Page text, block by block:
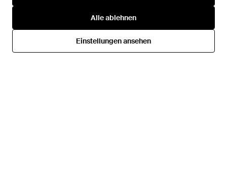
Alle ablehnen
Einstellungen ansehen
Alle ablehnen
Einstellungen ansehen
Citizen
Armbanduhr Nj0232-53X -
Herren Armbanduhr At2566-
AUSVERKAUFT